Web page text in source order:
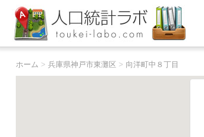
ホーム > 兵庫県神戸市東灘区 > 向洋町中８丁目